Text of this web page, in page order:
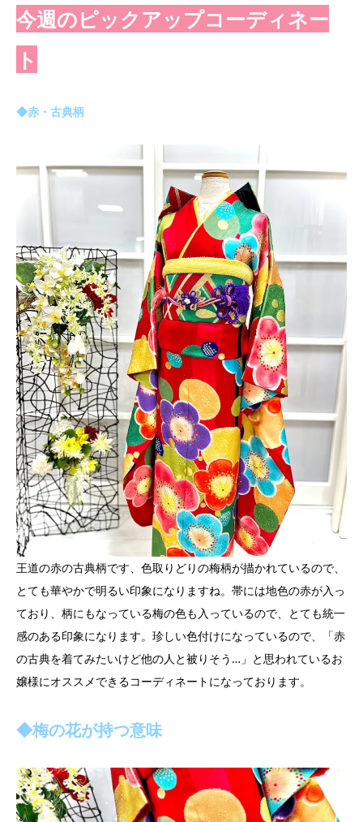
今週のピックアップコーディネー
ト
◆赤・古典柄
王道の赤の古典柄です、色取りどりの梅柄が描かれているので、
とても華やかで明るい印象になりますね。帯には地色の赤が入っ
ており、柄にもなっている梅の色も入っているので、とても統一
感のある印象になります。珍しい色付けになっているので、「赤
の古典を着てみたいけど他の人と被りそう…」と思われているお
嬢様にオススメできるコーディネートになっております。
◆梅の花が持つ意味